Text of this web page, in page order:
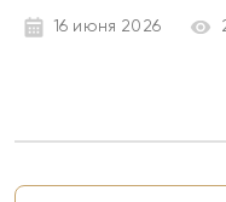
16 июня 2026